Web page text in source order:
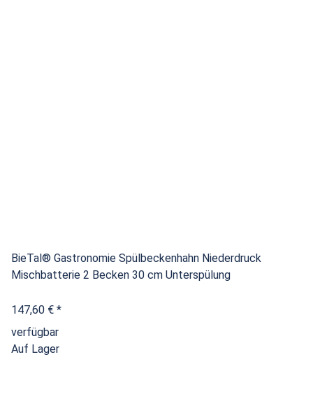
BieTal® Gastronomie Spülbeckenhahn Niederdruck
Mischbatterie 2 Becken 30 cm Unterspülung
147,60 € *
verfügbar
Auf Lager